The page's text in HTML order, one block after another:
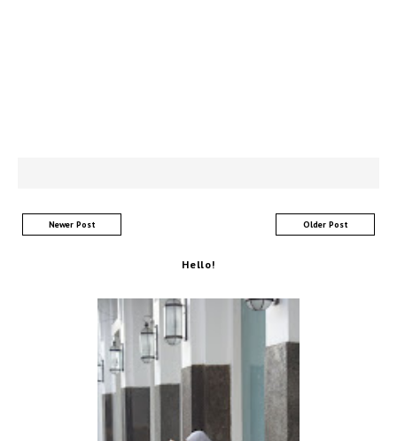
Newer Post Older Post
Hello!